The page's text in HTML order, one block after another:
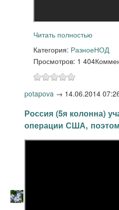
Читать полностью
Категория: РазноеНОД
Просмотров: 1 404
potapova → 14.06.2014
Россия (5я колонна)
операции США,